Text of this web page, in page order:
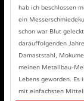
hab ich beschlossen
ein
schon war Blut
darauffolgenden
Damaststahl,
meinen Metallbau-
Lebens geworden.
mit einfachsten